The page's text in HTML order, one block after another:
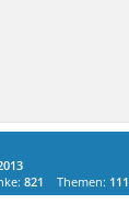
821 Themen: 111